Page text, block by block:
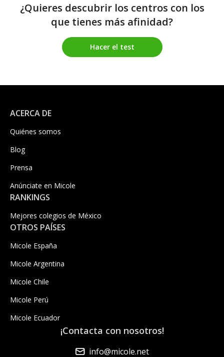
¿Quieres descubrir los centros con los
que tienes más afinidad?
Hacer el test
ACERCA DE
Quiénes somos
Blog
Prensa
Anúnciate en Micole
RANKINGS
Mejores colegios de México
OTROS PAÍSES
Micole España
Micole Argentina
Micole Chile
Micole Perú
Micole Ecuador
¡Contacta con nosotros!
info@micole.net